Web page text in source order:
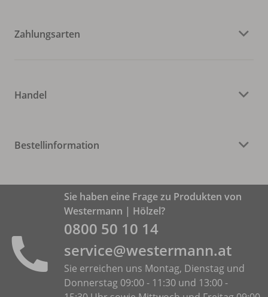
Zahlungsarten
Handel
Bestellinformation
Sie haben eine Frage zu Produkten von
Westermann | Hölzel?
0800 50 10 14
service@westermann.at
Sie erreichen uns Montag, Dienstag und
Donnerstag 09:00 - 11:30 und 13:00 -